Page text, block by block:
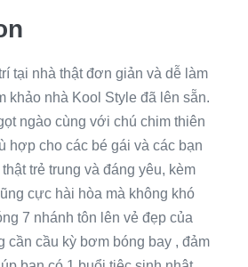
tại nhà thật đơn giản và dễ làm
khảo nhà Kool Style đã lên sẵn.
ngào cùng với chú chim thiên
hợp cho các bé gái và các bạn
trẻ trung và đáng yêu, kèm
cực hài hòa mà không khó
7 nhánh tôn lên vẻ đẹp của
cần cầu kỳ bơm bóng bay , đảm